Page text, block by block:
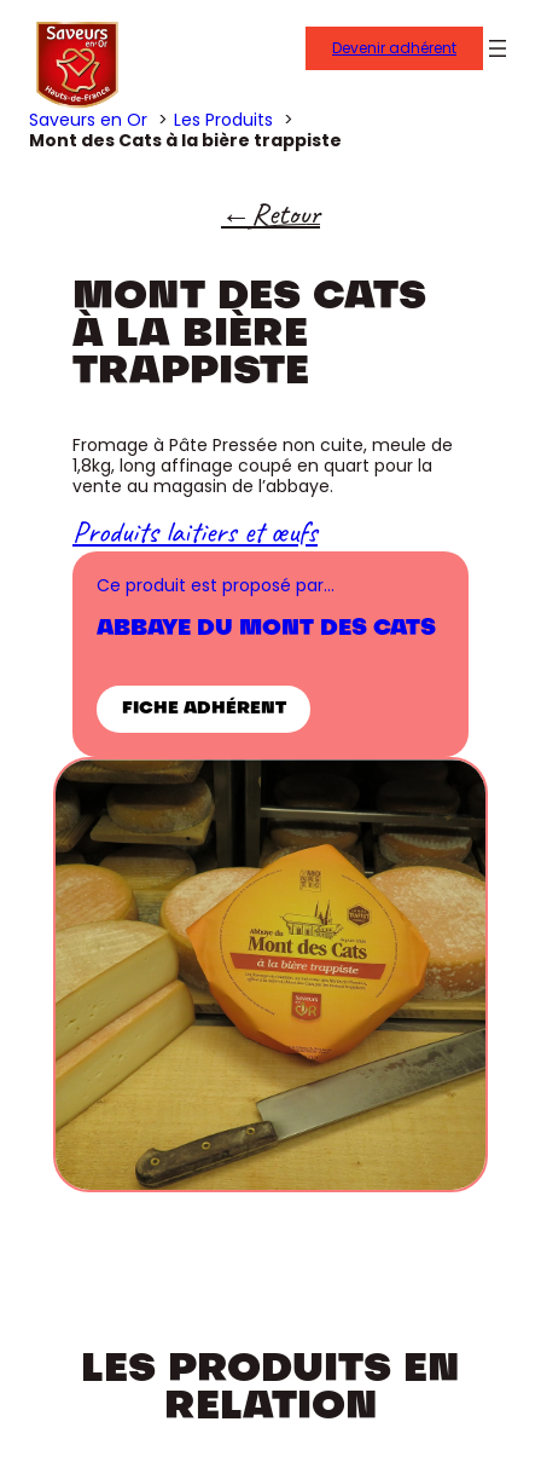
Devenir adhérent
Saveurs en Or
Les Produits
Mont des Cats à la bière trappiste
Retour
MONT DES CATS
À LA BIÈRE
TRAPPISTE
Fromage à Pâte Pressée non cuite, meule de
1,8kg, long affinage coupé en quart pour la
vente au magasin de l’abbaye.
Produits laitiers et œufs
Ce produit est proposé par…
ABBAYE DU MONT DES CATS
FICHE ADHÉRENT
LES PRODUITS EN
RELATION